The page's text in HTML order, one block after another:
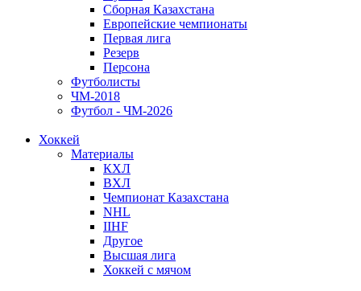
Сборная Казахстана
Европейские чемпионаты
Первая лига
Резерв
Персона
Футболисты
ЧМ-2018
Футбол - ЧМ-2026
Хоккей
Материалы
КХЛ
ВХЛ
Чемпионат Казахстана
NHL
IIHF
Другое
Высшая лига
Хоккей с мячом